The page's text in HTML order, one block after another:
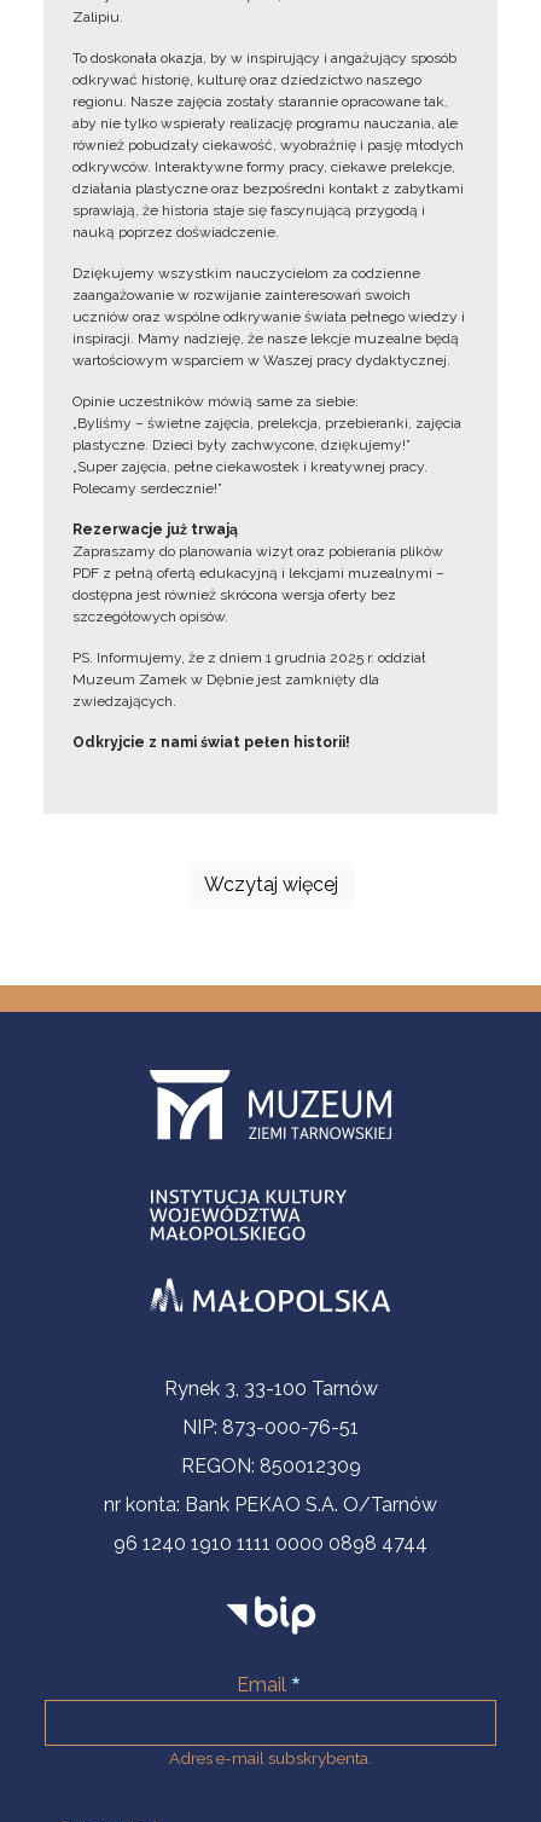
Zalipiu.
To doskonała okazja, by w inspirujący i angażujący sposób
odkrywać historię, kulturę oraz dziedzictwo naszego
regionu. Nasze zajęcia zostały starannie opracowane tak,
aby nie tylko wspierały realizację programu nauczania, ale
również pobudzały ciekawość, wyobraźnię i pasję młodych
odkrywców. Interaktywne formy pracy, ciekawe prelekcje,
działania plastyczne oraz bezpośredni kontakt z zabytkami
sprawiają, że historia staje się fascynującą przygodą i
nauką poprzez doświadczenie.
Dziękujemy wszystkim nauczycielom za codzienne
zaangażowanie w rozwijanie zainteresowań swoich
uczniów oraz wspólne odkrywanie świata pełnego wiedzy i
inspiracji. Mamy nadzieję, że nasze lekcje muzealne będą
wartościowym wsparciem w Waszej pracy dydaktycznej.
Opinie uczestników mówią same za siebie:
„Byliśmy – świetne zajęcia, prelekcja, przebieranki, zajęcia
plastyczne. Dzieci były zachwycone, dziękujemy!”
„Super zajęcia, pełne ciekawostek i kreatywnej pracy.
Polecamy serdecznie!”
Rezerwacje już trwają
Zapraszamy do planowania wizyt oraz pobierania plików
PDF z pełną ofertą edukacyjną i lekcjami muzealnymi –
dostępna jest również skrócona wersja oferty bez
szczegółowych opisów.
PS. Informujemy, że z dniem 1 grudnia 2025 r. oddział
Muzeum Zamek w Dębnie jest zamknięty dla
zwiedzających.
Odkryjcie z nami świat pełen historii!
Wczytaj więcej
Informacje kontaktoweRynek 3, 33-100 Tarnów
NIP: 873-000-76-51
REGON: 850012309
nr konta: Bank PEKAO S.A. O/Tarnów
96 1240 1910 1111 0000 0898 4744
Email
Adres e-mail subskrybenta.